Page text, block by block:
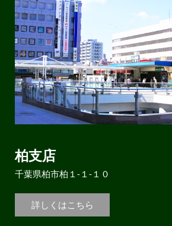
柏支店
千葉県柏市柏１-１-１０
詳しくはこちら